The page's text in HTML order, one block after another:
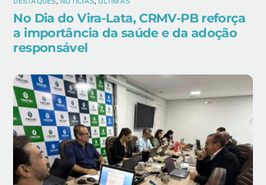
No Dia do Vira-Lata, CRMV-PB reforça
a importância da saúde e da adoção
responsável